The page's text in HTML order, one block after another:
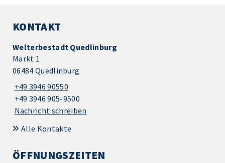
KONTAKT
Welterbestadt Quedlinburg
Markt 1
06484 Quedlinburg
+49 3946 90550
+49 3946 905-9500
Nachricht schreiben
Alle Kontakte
ÖFFNUNGSZEITEN